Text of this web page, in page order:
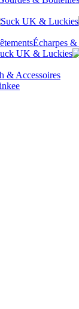
Écharpes &
& Accessoires